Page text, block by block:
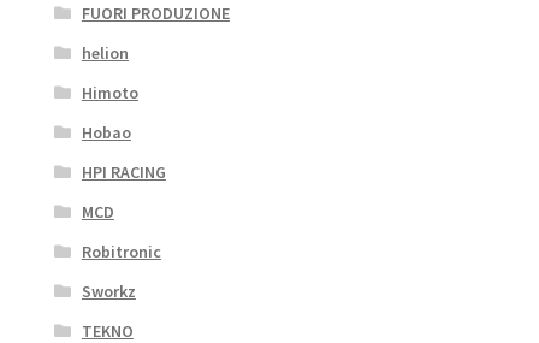
FUORI PRODUZIONE
helion
Himoto
Hobao
HPI RACING
MCD
Robitronic
Sworkz
TEKNO